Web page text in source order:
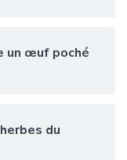
un œuf poché
du